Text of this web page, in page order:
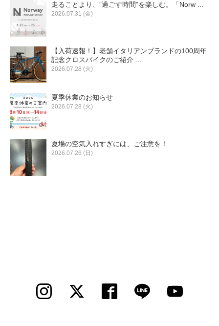
走ることより、”過ごす時間”を楽しむ。「Norw ...
2026.07.31 (金)
【入荷速報！】老舗イタリアンブランドの100周年
記念クロスバイクのご紹介 ...
2026.07.28 (火)
夏季休業のお知らせ
2026.07.28 (火)
夏場の空気入れすぎには、ご注意を！
2026.07.26 (日)